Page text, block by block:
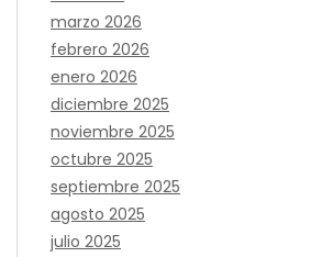
marzo 2026
febrero 2026
enero 2026
diciembre 2025
noviembre 2025
octubre 2025
septiembre 2025
agosto 2025
julio 2025